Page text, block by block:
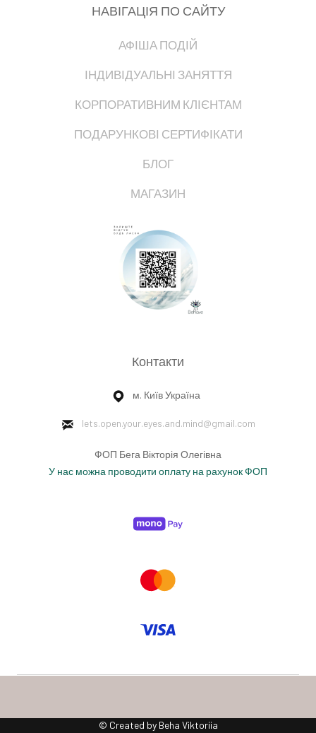
НАВІГАЦІЯ ПО САЙТУ
АФІША ПОДІЙ
ІНДИВІДУАЛЬНІ ЗАНЯТТЯ
КОРПОРАТИВНИМ КЛІЄНТАМ
ПОДАРУНКОВІ СЕРТИФІКАТИ
БЛОГ
МАГАЗИН
Контакти
м. Київ Україна
lets.open.your.eyes.and.mind@gmail.com
ФОП Бега Вікторія Олегівна
У нас можна проводити оплату на рахунок ФОП
© Created by Beha Viktoriia